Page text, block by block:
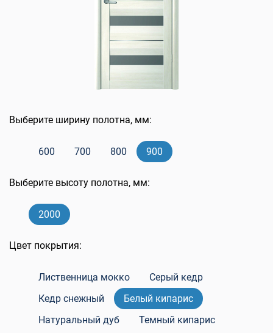
Выберите ширину полотна, мм:
600 700 800 900
Выберите высоту полотна, мм:
2000
Цвет покрытия:
Лиственница мокко
Серый кедр
Кедр снежный
Белый кипарис
Натуральный дуб
Темный кипарис